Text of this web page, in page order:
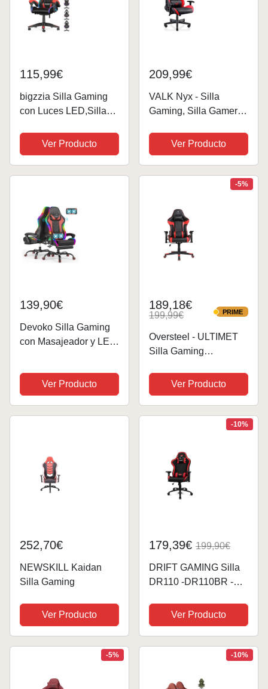
115,99€
bigzzia Silla Gaming
con Luces LED,Silla
Gaming,Altura
Regulable Silla con
Apoyo Lumbar y
hasta 155°...
Ver Producto
209,99€
VALK Nyx - Silla
Gaming, Silla Gamer,
Reposabrazos 2D,
Transpirable,
Ergonómica, Silla
Escritorio Silla Oficina,
Ver Producto
139,90€
Devoko Silla Gaming
con Masajeador y LED,
Reposapiés, Sillas
Gaming para Oficina y
Juegos con
Ver Producto
-5%
189,18€
199,99€ PRIME
PRIME
Oversteel - ULTIMET
Silla Gaming
Reposabrazos 2D,
Ajustable en Altura,
Respaldo Reclinable
180º, Pistón Gas Clase
Color...
Ver Producto
252,70€
NEWSKILL Kaidan
Silla Gaming
Ver Producto
-10%
179,39€ 199,90€
DRIFT GAMING Silla
DR110 -DR110BR -
Tejido Fabric Alta
transpriación,
reposabrazos 4D,
Ruedas silenciosas,
inclinación,...
Ver Producto
-5% -10%